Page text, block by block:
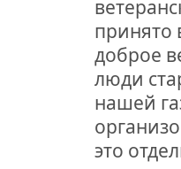
принято
доброе
люди
нашей
это